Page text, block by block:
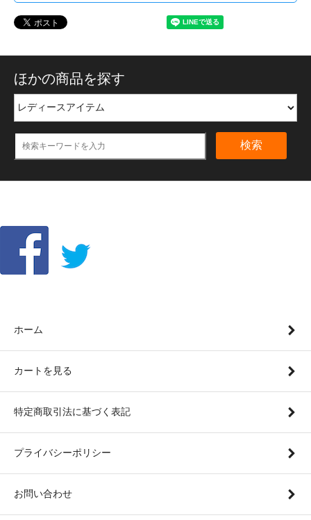
ほかの商品を探す
検索
ホーム
カートを見る
特定商取引法に基づく表記
プライバシーポリシー
お問い合わせ